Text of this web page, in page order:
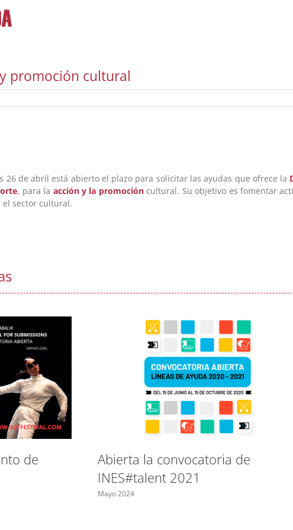
promoción cultural
26 de abril está abierto el plazo para solicitar las ayudas que ofrece la
, para la acción y la promocióncultural. Su objetivo es fomentar
sector cultural.
de
Abierta la convocatoria de
INES#talent 2021
Mayo 2024